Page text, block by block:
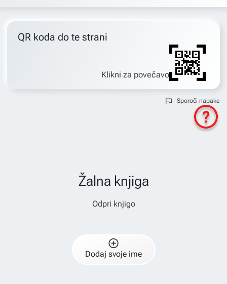
QR koda do te strani
Klikni za povečavo
Sporoči napake
Žalna knjiga
Odpri knjigo
Dodaj svoje ime